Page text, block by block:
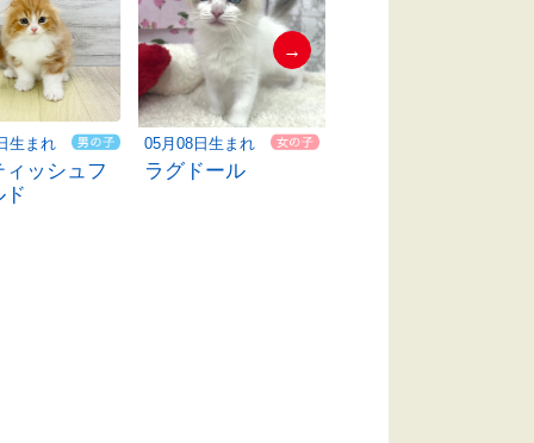
生まれ
ィッシュフ
ド
05月08日生まれ
ラグドール
→